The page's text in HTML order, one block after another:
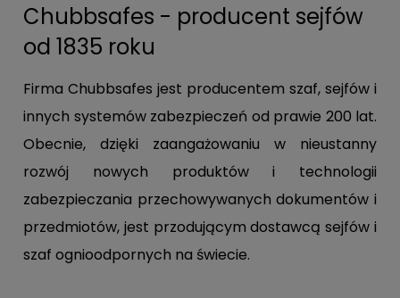
Chubbsafes - producent sejfów
od 1835 roku
Firma Chubbsafes jest producentem szaf, sejfów i
innych systemów zabezpieczeń od prawie 200 lat.
Obecnie, dzięki zaangażowaniu w nieustanny
rozwój nowych produktów i technologii
zabezpieczania przechowywanych dokumentów i
przedmiotów, jest przodującym dostawcą sejfów i
szaf ognioodpornych na świecie.